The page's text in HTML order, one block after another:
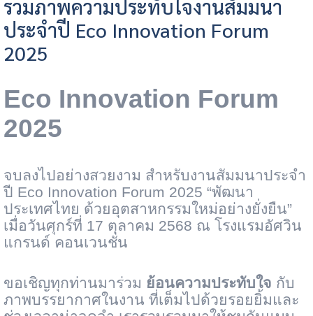
Innovation Forum
2025
รวมภาพความประทับใจงานสัมมนา
ประจำปี Eco Innovation Forum
2025
Eco Innovation Forum
2025
จบลงไปอย่างสวยงาม สำหรับงานสัมมนาประจำ
ปี Eco Innovation Forum 2025 “พัฒนา
ประเทศไทย ด้วยอุตสาหกรรมใหม่อย่างยั่งยืน”
เมื่อวันศุกร์ที่ 17 ตุลาคม 2568 ณ โรงแรมอัศวิน
แกรนด์ คอนเวนชั่น
ขอเชิญทุกท่านมาร่วม ย้อนความประทับใจ กับ
ภาพบรรยากาศในงาน ที่เต็มไปด้วยรอยยิ้มและ